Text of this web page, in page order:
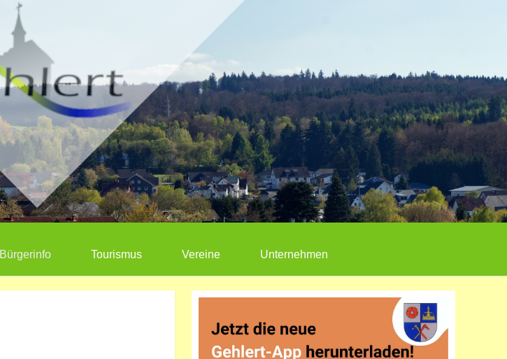
Bürgerinfo Tourismus Vereine Unternehmen